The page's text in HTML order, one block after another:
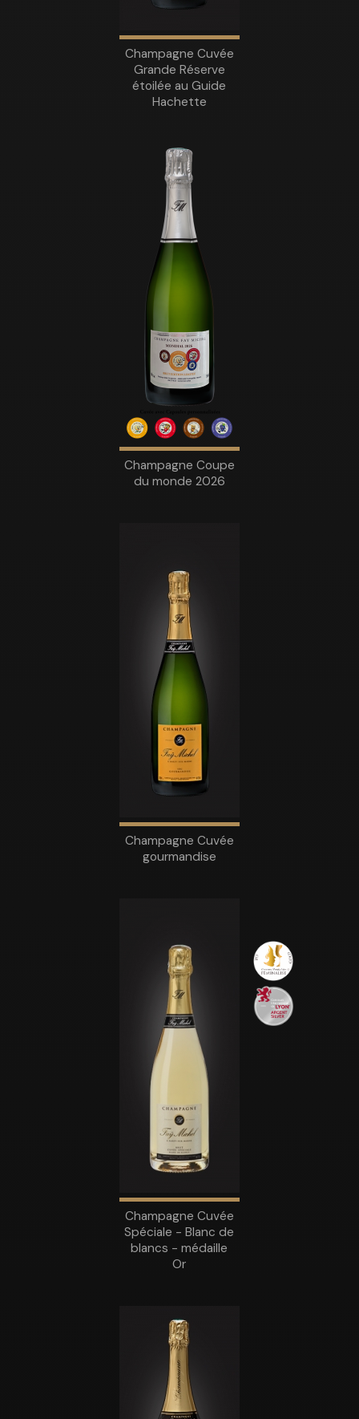
Champagne Cuvée
Grande Réserve
étoilée au Guide
Hachette
Champagne Coupe
du monde 2026
Champagne Cuvée
gourmandise
Champagne Cuvée
Spéciale - Blanc de
blancs - médaille
Or